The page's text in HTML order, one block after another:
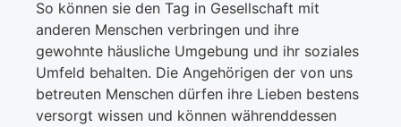
So können sie den Tag in Gesellschaft mit
anderen Menschen verbringen und ihre
gewohnte häusliche Umgebung und ihr soziales
Umfeld behalten. Die Angehörigen der von uns
betreuten Menschen dürfen ihre Lieben bestens
versorgt wissen und können währenddessen